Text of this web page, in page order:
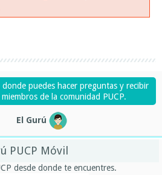
puedes hacer preguntas y recibir
de la comunidad PUCP.
El Gurú
PUCP Móvil
desde donde te encuentres.